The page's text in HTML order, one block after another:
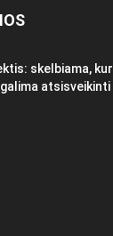
skelbiama, kur
atsisveikinti